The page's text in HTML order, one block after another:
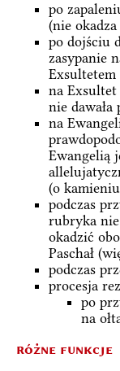
po
(nie okadza
po dojściu
zasypanie
Exsultetem
na
nie dawała
na
Ewangelią
(o
podczas
rubryka nie
okadzić
Paschał
podczas
procesja
po
na
różne funkcje